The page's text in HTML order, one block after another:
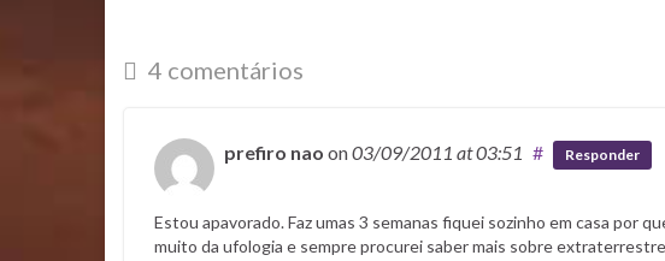
4 comentários
prefiro nao on03/09/2011 at 03:51 # Responder
Estou apavorado. Faz umas 3 semanas fiquei sozinho em casa por
muito da ufologia e sempre procurei saber mais sobre